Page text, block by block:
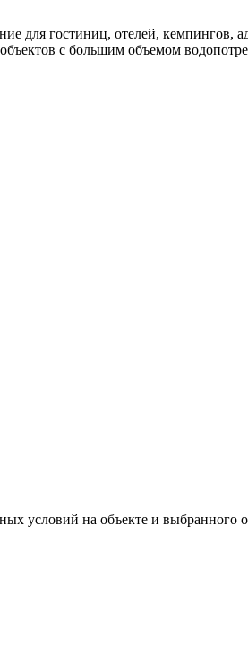
для гостиниц, отелей, кемпингов,
с большим объемом
условий на объекте и выбранного